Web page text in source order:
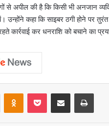
से अपील की है कि किसी भी अनजान
कहा कि साइबर ठगी होने पर
कार्रवाई कर धनराशि को बचाने का
VKontakteOdnoklassniki
Pocket Share via Email Print